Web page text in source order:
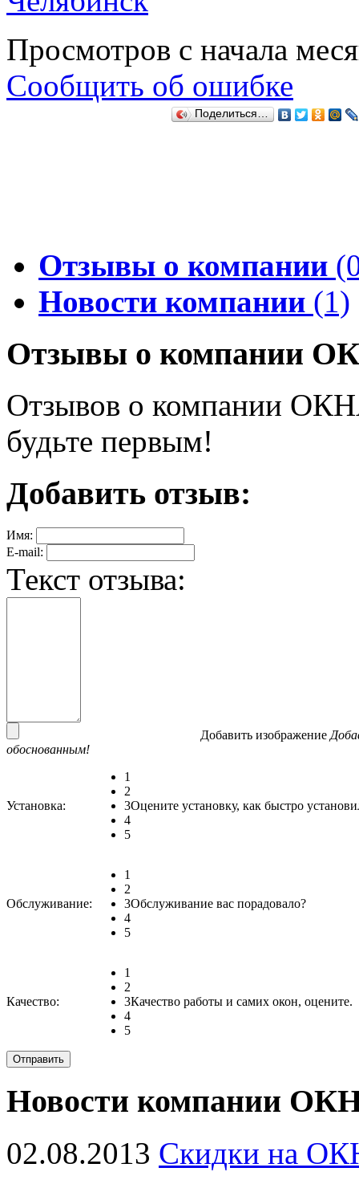
Просмотров с начала
Сообщить об ошибке
Поделиться…
Отзывы о компании
Новости компании (1)
Отзывы о компании
Отзывов о компании
будьте первым!
Добавить отзыв:
Имя:
E-mail:
Текст отзыва:
Добавить изображение
обоснованным!
Установка:
1
2
3
4
5
Оцените установку, как быстро
Обслуживание:
1
2
3
4
5
Обслуживание вас порадовало?
Качество:
1
2
3
4
5
Качество работы и самих окон, оцените.
Новости компании
02.08.2013 Скидки на